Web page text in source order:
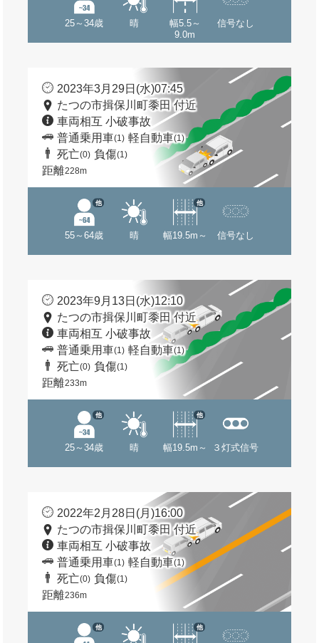
25～34歳 晴
幅5.5～
9.0m
信号なし
2023年3月29日(水)07:45
たつの市揖保川町黍田 付近
車両相互 小破事故
普通乗用車(1) 軽自動車(1)
死亡(0) 負傷(1)
距離228m
55～64歳
他
晴 幅19.5m～
他
信号なし
2023年9月13日(水)12:10
たつの市揖保川町黍田 付近
車両相互 小破事故
普通乗用車(1) 軽自動車(1)
死亡(0) 負傷(1)
距離233m
25～34歳
他
晴 幅19.5m～
他
３灯式信号
2022年2月28日(月)16:00
たつの市揖保川町黍田 付近
車両相互 小破事故
普通乗用車(1) 軽自動車(1)
死亡(0) 負傷(1)
距離236m
他 他